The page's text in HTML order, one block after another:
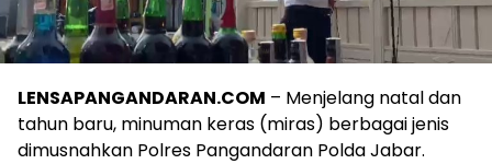
LENSAPANGANDARAN.COM – Menjelang natal dan
tahun baru, minuman keras (miras) berbagai jenis
dimusnahkan Polres Pangandaran Polda Jabar.